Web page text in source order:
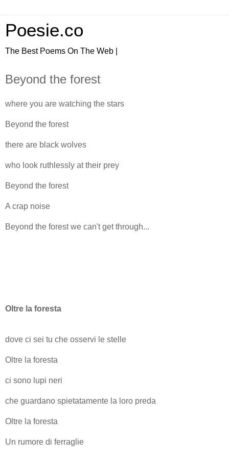
Poesie.co
The Best Poems On The Web |
Beyond the forest
where you are watching the stars
Beyond the forest
there are black wolves
who look ruthlessly at their prey
Beyond the forest
A crap noise
Beyond the forest we can't get through...
Oltre la foresta
dove ci sei tu che osservi le stelle
Oltre la foresta
ci sono lupi neri
che guardano spietatamente la loro preda
Oltre la foresta
Un rumore di ferraglie